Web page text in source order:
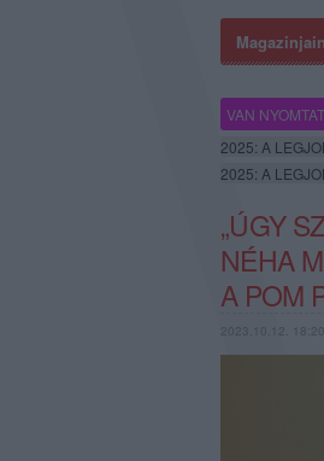
VAN
2025: A
2025: A
„ÚGY
NÉHA
A POM
2023.10.12. 18:20,